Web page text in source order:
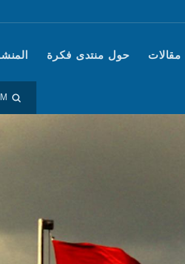
Main navigation (Fikra Forum)
مقالات حول منتدى فكرة